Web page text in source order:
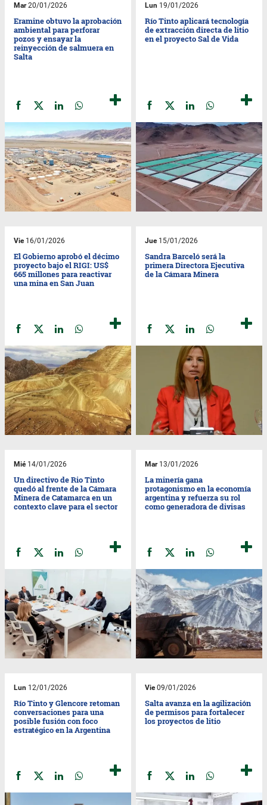
Mar20/01/2026
Eramine obtuvo la aprobación
ambiental para perforar
pozos y ensayar la
reinyección de salmuera en
Salta
Lun 19/01/2026
Río Tinto aplicará tecnología
de extracción directa de litio
en el proyecto Sal de Vida
Vie16/01/2026
El Gobierno aprobó el décimo
proyecto bajo el RIGI: US$
665 millones para reactivar
una mina en San Juan
Jue15/01/2026
Sandra Barceló será la
primera Directora Ejecutiva
de la Cámara Minera
Mié14/01/2026
Un directivo de Rio Tinto
quedó al frente de la Cámara
Minera de Catamarca en un
contexto clave para el sector
Mar13/01/2026
La minería gana
protagonismo en la economía
argentina y refuerza su rol
como generadora de divisas
Lun 12/01/2026
Río Tinto y Glencore retoman
conversaciones para una
posible fusión con foco
estratégico en la Argentina
Vie09/01/2026
Salta avanza en la agilización
de permisos para fortalecer
los proyectos de litio